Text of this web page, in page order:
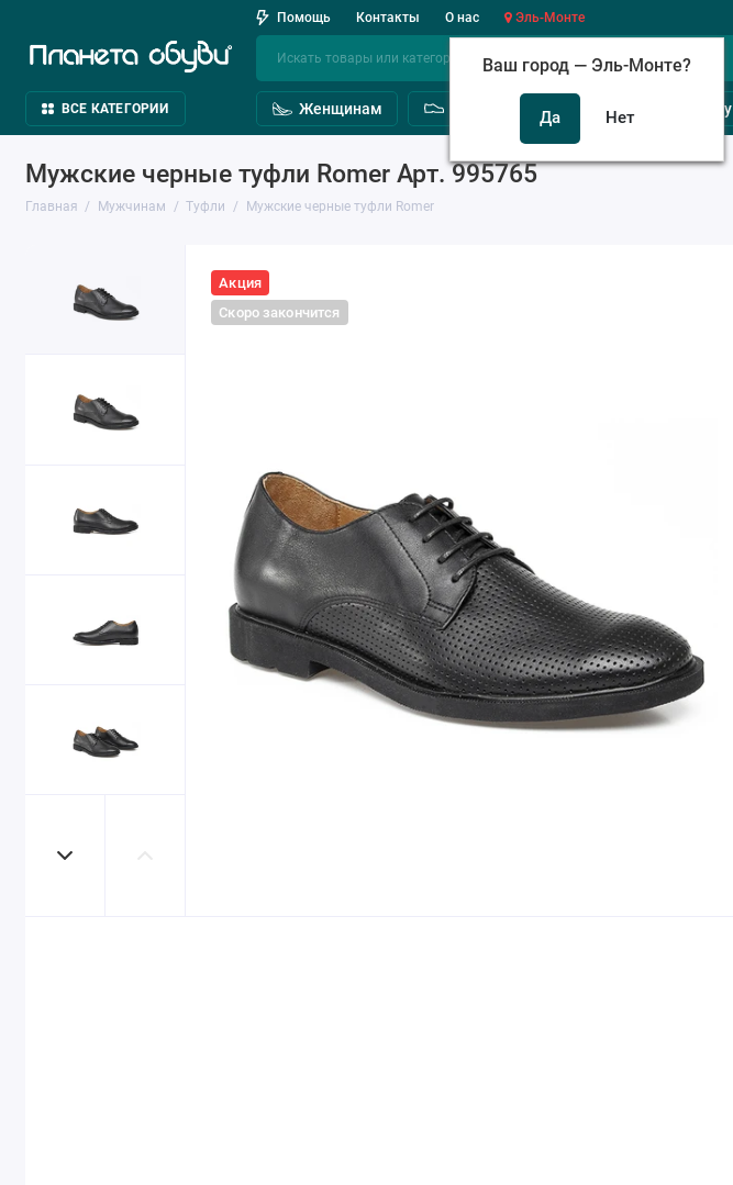
Помощь Контакты О нас Эль-Монте
Ваш город — Эль-Монте?
ВСЕ КАТЕГОРИИ Женщинам Обувь на полную ногу
Мужские черные туфли Romer Арт. 995765
Главная Мужчинам Туфли Мужские черные туфли Romer
Акция
Скоро закончится